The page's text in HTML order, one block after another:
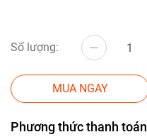
Số lượng:
MUA NGAY
Phương thức thanh toán